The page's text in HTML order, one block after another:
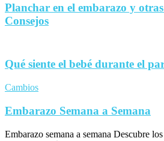
Planchar en el embarazo y
Consejos
Qué siente el bebé durante el
Cambios
Embarazo Semana a Semana
Embarazo semana a semana Descubre